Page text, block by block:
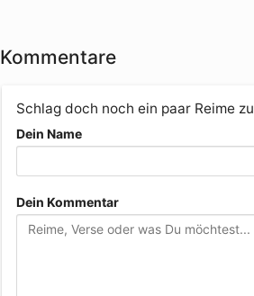
Kommentare
Schlag doch noch ein paar Reime zu
Dein Name
Dein Kommentar